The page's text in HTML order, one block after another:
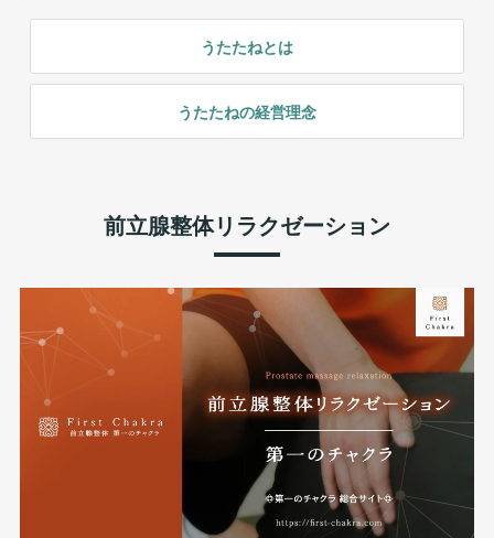
うたたねとは
うたたねの経営理念
前立腺整体リラクゼーション